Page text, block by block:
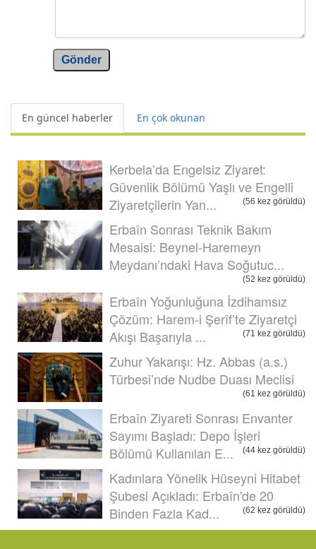
Gönder
En güncel haberler En çok okunan
Kerbela’da Engelsiz Ziyaret:
Güvenlik Bölümü Yaşlı ve Engelli
Ziyaretçilerin Yan...
(56 kez görüldü)
Erbaîn Sonrası Teknik Bakım
Mesaisi: Beynel-Haremeyn
Meydanı’ndaki Hava Soğutuc...
(52 kez görüldü)
Erbaîn Yoğunluğuna İzdihamsız
Çözüm: Harem-i Şerîf’te Ziyaretçi
Akışı Başarıyla ...
(71 kez görüldü)
Zuhur Yakarışı: Hz. Abbas (a.s.)
Türbesi’nde Nudbe Duası Meclisi
(61 kez görüldü)
Erbaîn Ziyareti Sonrası Envanter
Sayımı Başladı: Depo İşleri
Bölümü Kullanılan E...
(44 kez görüldü)
Kadınlara Yönelik Hüseyni Hitabet
Şubesi Açıkladı: Erbaîn'de 20
Binden Fazla Kad...
(62 kez görüldü)